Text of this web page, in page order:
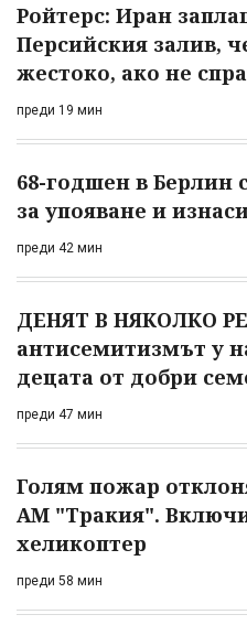
Ройтерс: Иран
Персийския залив,
жестоко, ако не
преди 19 мин
68-годшен в Берлин
за упояване и
преди 42 мин
ДЕНЯТ В НЯКОЛКО
антисемитизмът у
децата от добри
преди 47 мин
Голям пожар
АМ "Тракия".
хеликоптер
преди 58 мин